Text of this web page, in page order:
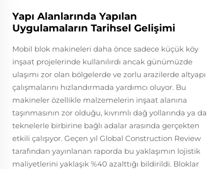
Yapı Alanlarında Yapılan
Uygulamaların Tarihsel Gelişimi
Mobil blok makineleri daha önce sadece küçük köy
inşaat projelerinde kullanılırdı ancak günümüzde
ulaşımı zor olan bölgelerde ve zorlu arazilerde altyapı
çalışmalarını hızlandırmada yardımcı oluyor. Bu
makineler özellikle malzemelerin inşaat alanına
taşınmasının zor olduğu, kıvrımlı dağ yollarında ya da
teknelerle birbirine bağlı adalar arasında gerçekten
etkili çalışıyor. Geçen yıl Global Construction Review
tarafından yayınlanan raporda bu yaklaşımın lojistik
maliyetlerini yaklaşık %40 azalttığı bildirildi. Bloklar